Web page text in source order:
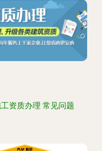
资质办理 常见问题